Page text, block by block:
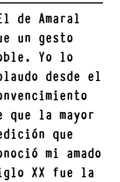
de Amaral
un gesto
Yo lo
desde el
que la mayor
que
mi amado
XX fue la